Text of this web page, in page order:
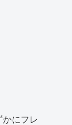
にフレ